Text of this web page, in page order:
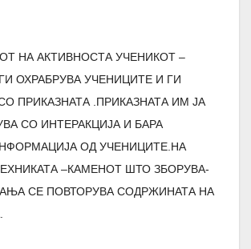
НА АКТИВНОСТА УЧЕНИКОТ –
ОХРАБРУВА УЧЕНИЦИТЕ И ГИ
ПРИКАЗНАТА .ПРИКАЗНАТА ИМ ЈА
СО ИНТЕРАКЦИЈА И БАРА
ОД УЧЕНИЦИТЕ.НА
–КАМЕНОТ ШТО ЗБОРУВА-
СЕ ПОВТОРУВА СОДРЖИНАТА НА